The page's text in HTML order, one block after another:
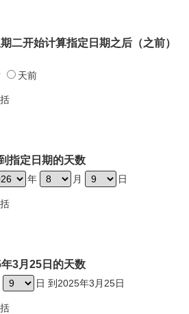
二开始计算指定日期之后（之前）
天前
指定日期的天数
年 月 日
3月25日的天数
日 到2025年3月25日